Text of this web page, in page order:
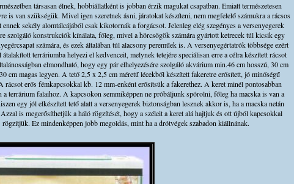
társasan élnek, hobbiállatként is jobban érzik magukat csapatban. Emiatt természetesen
is van szükségük. Mivel igen szeretnek ásni, járatokat készíteni, nem megfelelő számukra a rácsos
ennek sekély alomtálcájából csak kikotornák a forgácsot. Jelenleg elég szegényes a versenyegerek
szolgáló konstrukciók kínálata, főleg, mivel a hörcsögök számára gyártott ketrecek túl kicsik egy
számára, és ezek általában túl alacsony pereműek is. A versenyegértatrók többsége ezért
terráriumba helyezi el kedvenceit, melynek tetejére speciálisan erre a célra készített rácsot
elmondható, hogy egy pár elhelyezésére szolgáló akvárium min.46 cm hosszú, 30 cm
cm magas legyen. A tető 2,5 x 2,5 cm méretű lécekből készített fakeretre erősített, jó minőségű
rácsot erős fémkapcsokkal kb. 12 mm-enként erősítsük a fakerethez. A keret minél pontosabban
a terrárium falaihoz. A kapcsokon semmiképpen ne próbáljunk spórolni, főleg ha macska is van a
egy jól elkészített tető alatt a versenyegerek biztonságban lesznek akkor is, ha a macska netán
is megerősíthetjük a háló rögzítését, hogy a széleit a keret alá hajtjuk és ott újból kapcsokkal
rögzítjük. Ez mindenképpen jobb megoldás, mint ha a drótvégek szabadon kiállnának.